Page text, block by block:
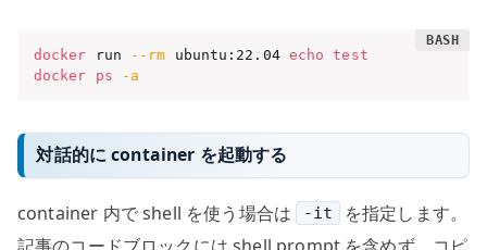
docker run --rm ubuntu:22.04 echo
test
docker
ps -a
対話的に container を起動する
container 内で shell を使う場合は -it
を指定します。